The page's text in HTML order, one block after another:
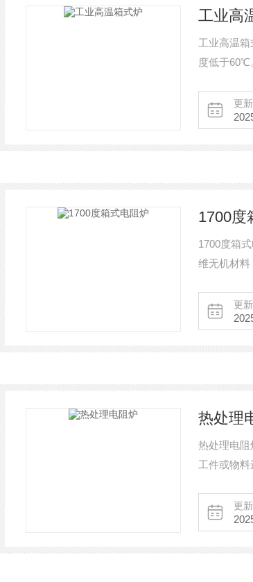
工业高
工业高温
度低于60℃
更
1700度
1700度箱
维无机材
达到最高
能耗仅仅
更
热处理
热处理电阻炉产品简介： 高温电阻炉是
工件或物料
更